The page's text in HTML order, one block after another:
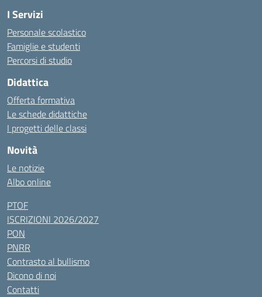
I Servizi
Personale scolastico
Famiglie e studenti
Percorsi di studio
Didattica
Offerta formativa
Le schede didattiche
I progetti delle classi
Novità
Le notizie
Albo online
PTOF
ISCRIZIONI 2026/2027
PON
PNRR
Contrasto al bullismo
Dicono di noi
Contatti